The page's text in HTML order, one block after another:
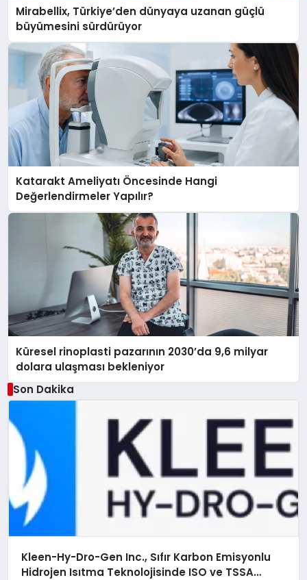
Mirabellix, Türkiye’den dünyaya uzanan güçlü
büyümesini sürdürüyor
Katarakt Ameliyatı Öncesinde Hangi
Değerlendirmeler Yapılır?
Küresel rinoplasti pazarının 2030’da 9,6 milyar
dolara ulaşması bekleniyor
Son Dakika
Kleen-Hy-Dro-Gen Inc., Sıfır Karbon Emisyonlu
Hidrojen Isıtma Teknolojisinde ISO ve TSSA